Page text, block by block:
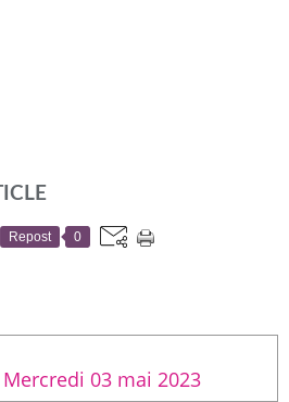
Repost 0
03 mai 2023